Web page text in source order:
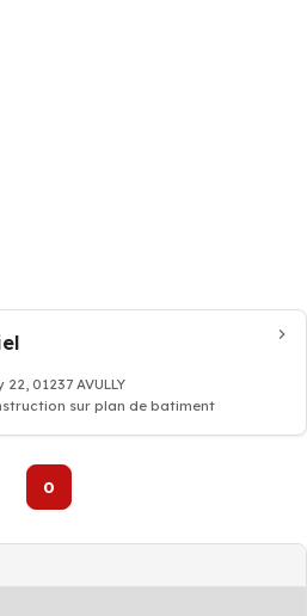
01237 AVULLY
sur plan de batiment
0